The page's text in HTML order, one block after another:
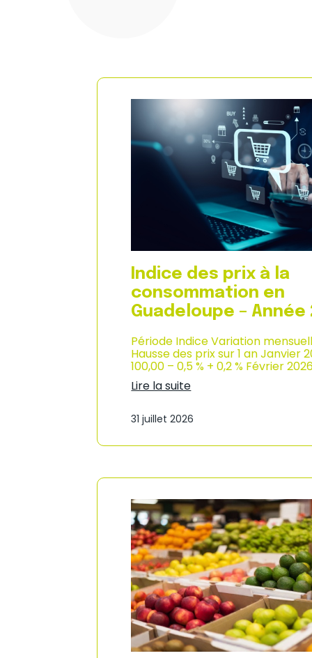
Indice des prix à la
consommation en
Guadeloupe – Année
Période Indice Variation
Hausse des prix sur 1 an Janvier
100,00 – 0,5 % + 0,2 % Février
Lire la suite
n
i
e
s
p
r
i
x
à
l
a
c
o
n
s
31 juillet 2026